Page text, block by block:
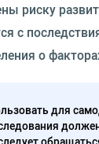
риску
с
о
для